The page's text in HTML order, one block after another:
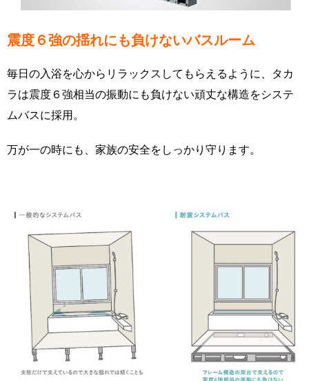
震度６強の揺れにも負けないバスルーム
毎日の入浴を心からリラックスしてもらえるように、タカ
ラは震度６強相当の振動にも負けない頑丈な構造をシステ
ムバスに採用。
万が一の時にも、家族の安全をしっかり守ります。